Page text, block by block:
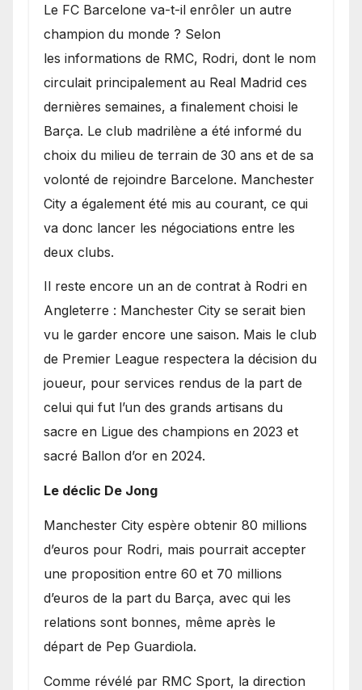
​Le FC Barcelone va-t-il enrôler un autre
champion du monde ? Selon
les informations de RMC, Rodri, dont le nom
circulait principalement au Real Madrid ces
dernières semaines, a finalement choisi le
Barça. Le club madrilène a été informé du
choix du milieu de terrain de 30 ans et de sa
volonté de rejoindre Barcelone. Manchester
City a également été mis au courant, ce qui
va donc lancer les négociations entre les
deux clubs.
​Il reste encore un an de contrat à Rodri en
Angleterre : Manchester City se serait bien
vu le garder encore une saison. Mais le club
de Premier League respectera la décision du
joueur, pour services rendus de la part de
celui qui fut l’un des grands artisans du
sacre en Ligue des champions en 2023 et
sacré Ballon d’or en 2024.
Le déclic De Jong
​Manchester City espère obtenir 80 millions
d’euros pour Rodri, mais pourrait accepter
une proposition entre 60 et 70 millions
d’euros de la part du Barça, avec qui les
relations sont bonnes, même après le
départ de Pep Guardiola.
​Comme révélé par RMC Sport, la direction